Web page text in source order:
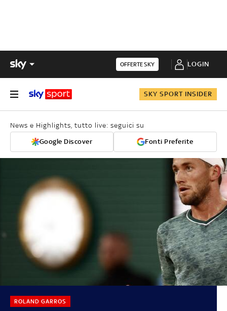
OFFERTE SKY LOGIN
SKY SPORT INSIDER
News e Highlights, tutto live: seguici su
Google Discover Fonti Preferite
ROLAND GARROS